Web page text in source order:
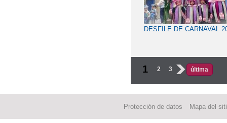
DESFILE DE CARNAVAL
1 2 3 › última
Protección de datos Mapa del